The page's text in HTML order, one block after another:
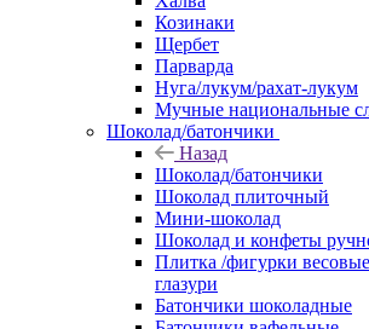
Козинаки
Щербет
Парварда
Нуга/лукум/рахат-лукум
Мучные национальные
Шоколад/батончики
Назад
Шоколад/батончики
Шоколад плиточный
Мини-шоколад
Шоколад и конфеты
Плитка /фигурки
глазури
Батончики шоколадные